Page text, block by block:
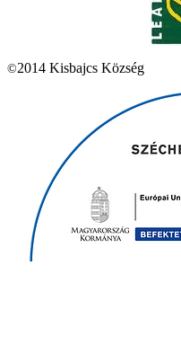
©2014 Kisbajcs Község